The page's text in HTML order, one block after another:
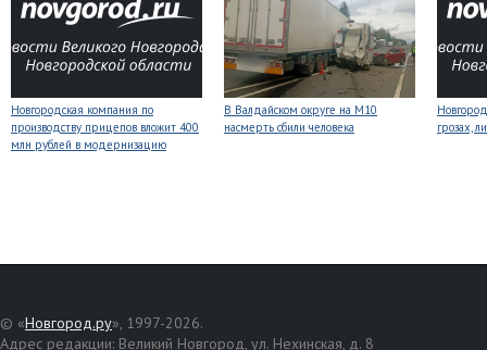
Новгородская компания по
производству прицепов вложит 400
млн рублей в модернизацию
В Валдайском округе на М10
насмерть сбили человека
грозах,
© «Новгород.ру», 1997-2026.
Адрес редакции: Великий Новгород, ул. Нехинская, д. 8